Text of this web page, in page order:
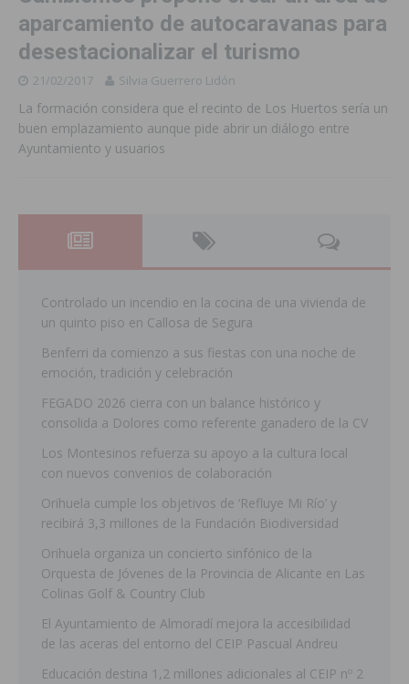
aparcamiento de autocaravanas para
desestacionalizar el turismo
21/02/2017 Silvia Guerrero Lidón
La formación considera que el recinto de Los Huertos sería un
buen emplazamiento aunque pide abrir un diálogo entre
Ayuntamiento y usuarios
Controlado un incendio en la cocina de una vivienda de
un quinto piso en Callosa de Segura
Benferri da comienzo a sus fiestas con una noche de
emoción, tradición y celebración
FEGADO 2026 cierra con un balance histórico y
consolida a Dolores como referente ganadero de la CV
Los Montesinos refuerza su apoyo a la cultura local
con nuevos convenios de colaboración
Orihuela cumple los objetivos de ‘Refluye Mi Río’ y
recibirá 3,3 millones de la Fundación Biodiversidad
Orihuela organiza un concierto sinfónico de la
Orquesta de Jóvenes de la Provincia de Alicante en Las
Colinas Golf & Country Club
El Ayuntamiento de Almoradí mejora la accesibilidad
de las aceras del entorno del CEIP Pascual Andreu
Educación destina 1,2 millones adicionales al CEIP nº 2